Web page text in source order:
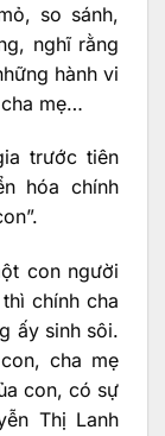
so sánh,
nghĩ rằng
hành vi
mẹ…
trước tiên
hóa chính
con người
chính cha
ấy sinh sôi.
cha mẹ
con, có sự
Thị Lanh